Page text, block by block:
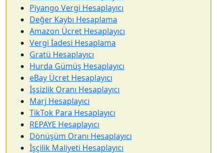
Piyango Vergi Hesaplayıcı
Değer Kaybı Hesaplama
Amazon Ücret Hesaplayıcı
Vergi İadesi Hesaplama
Gratü Hesaplayıcı
Hurda Gümüş Hesaplayıcı
eBay Ücret Hesaplayıcı
İşsizlik Oranı Hesaplayıcı
Marj Hesaplayıcı
TikTok Para Hesaplayıcı
REPAYE Hesaplayıcı
Dönüşüm Oranı Hesaplayıcı
İşçilik Maliyeti Hesaplayıcı